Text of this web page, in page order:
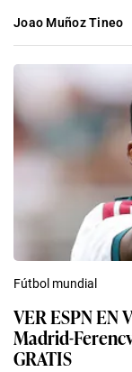
Joao Muñoz Tineo
Fútbol mundial
VER ESPN EN
Madrid-
GRATIS